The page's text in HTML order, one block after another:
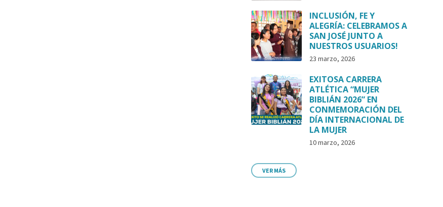
INCLUSIÓN, FE Y
ALEGRÍA: CELEBRAMOS A
SAN JOSÉ JUNTO A
NUESTROS USUARIOS!
23 marzo, 2026
EXITOSA CARRERA
ATLÉTICA “MUJER
BIBLIÁN 2026” EN
CONMEMORACIÓN DEL
DÍA INTERNACIONAL DE
LA MUJER
10 marzo, 2026
VER MÁS